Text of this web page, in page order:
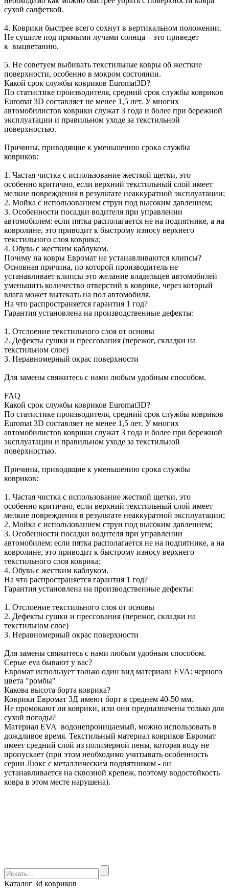
сухой салфеткой.
4. Коврики быстрее всего сохнут в вертикальном положении.
Не сушите под прямыми лучами солнца – это приведет
к выцветанию.
5. Не советуем выбивать текстильные ковры об жесткие
поверхности, особенно в мокром состоянии.
Какой срок службы ковриков Euromat3D?
По статистике производителя, средний срок службы ковриков
Euromat 3D составляет не менее 1,5 лет. У многих
автомобилистов коврики служат 3 года и более при бережной
эксплуатации и правильном уходе за текстильной
поверхностью.
Причины, приводящие к уменьшению срока службы
ковриков:
1. Частая чистка с использование жесткой щетки, это
особенно критично, если верхний текстильный слой имеет
мелкие повреждения в результате неаккуратной эксплуатации;
2. Мойка с использованием струи под высоким давлением;
3. Особенности посадки водителя при управлении
автомобилем: если пятка располагается не на подпятнике, а на
ковролине, это приводит к быстрому износу верхнего
текстильного слоя коврика;
4. Обувь с жестким каблуком.
Почему на ковры Евромат не устанавливаются клипсы?
Основная причина, по которой производитель не
устанавливает клипсы это желание владельцев автомобилей
уменьшить количество отверстий в коврике, через который
влага может вытекать на пол автомобиля.
На что распространяется гарантия 1 год?
Гарантия установлена на производственные дефекты:
1. Отслоение текстильного слоя от основы
2. Дефекты сушки и прессования (пережог, складки на
текстильном слое)
3. Неравномерный окрас поверхности
Для замены свяжитесь с нами любым удобным способом.
FAQ
Какой срок службы ковриков Euromat3D?
По статистике производителя, средний срок службы ковриков
Euromat 3D составляет не менее 1,5 лет. У многих
автомобилистов коврики служат 3 года и более при бережной
эксплуатации и правильном уходе за текстильной
поверхностью.
Причины, приводящие к уменьшению срока службы
ковриков:
1. Частая чистка с использование жесткой щетки, это
особенно критично, если верхний текстильный слой имеет
мелкие повреждения в результате неаккуратной эксплуатации;
2. Мойка с использованием струи под высоким давлением;
3. Особенности посадки водителя при управлении
автомобилем: если пятка располагается не на подпятнике, а на
ковролине, это приводит к быстрому износу верхнего
текстильного слоя коврика;
4. Обувь с жестким каблуком.
На что распространяется гарантия 1 год?
Гарантия установлена на производственные дефекты:
1. Отслоение текстильного слоя от основы
2. Дефекты сушки и прессования (пережог, складки на
текстильном слое)
3. Неравномерный окрас поверхности
Для замены свяжитесь с нами любым удобным способом.
Серые eva бывают у вас?
Евромат использует только один вид материала EVA: черного
цвета "ромбы"
Какова высота борта коврика?
Коврики Евромат 3Д имеют борт в среднем 40-50 мм.
Не промокают ли коврики, или они предназначены только для
сухой погоды?
Материал EVA водонепроницаемый, можно использовать в
дождливое время. Текстильный материал ковриков Евромат
имеет средний слой из полимерной пены, которая воду не
пропускает (при этом необходимо учитывать особенность
серии Люкс с металлическим подпятником - он
устанавливается на сквозной крепеж, поэтому водостойкость
ковра в этом месте нарушена).
Каталог 3d ковриков